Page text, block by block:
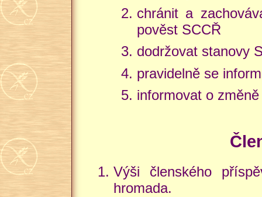
chránit a
pověst SCCŘ
dodržovat stanovy
pravidelně se
informovat o
Výši členského
hromada.